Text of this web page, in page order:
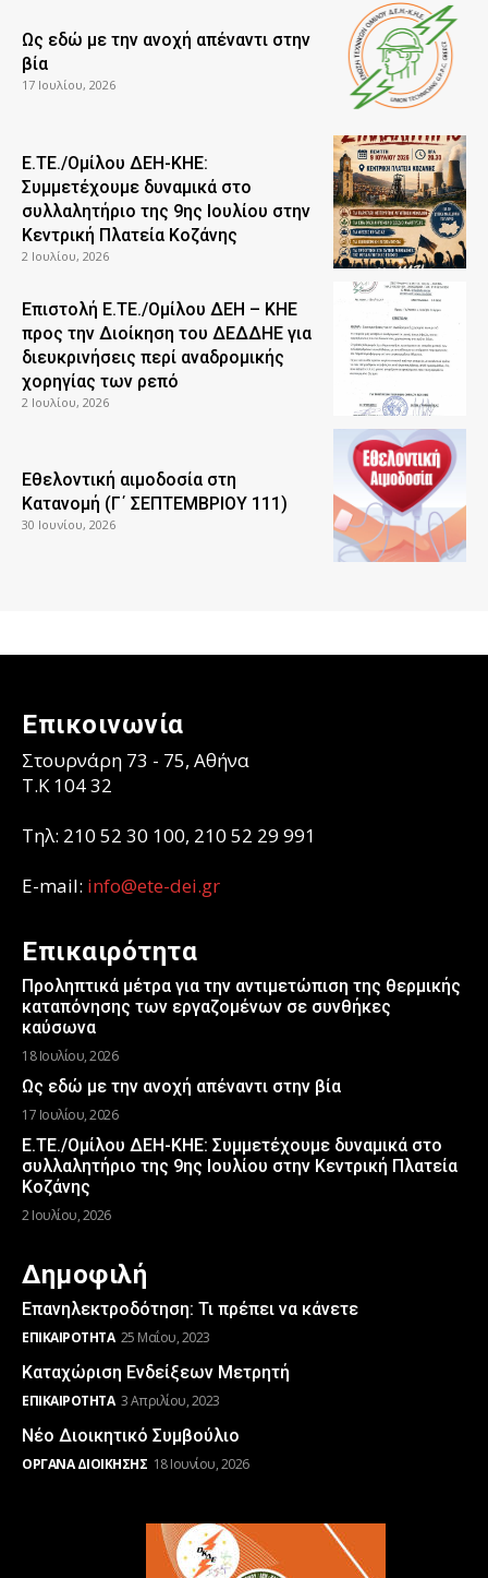
Ως εδώ με την ανοχή απέναντι στην
βία
17 Ιουλίου, 2026
Ε.ΤΕ./Ομίλου ΔΕΗ-ΚΗΕ:
Συμμετέχουμε δυναμικά στο
συλλαλητήριο της 9ης Ιουλίου στην
Κεντρική Πλατεία Κοζάνης
2 Ιουλίου, 2026
Επιστολή Ε.ΤΕ./Ομίλου ΔΕΗ – ΚΗΕ
προς την Διοίκηση του ΔΕΔΔΗΕ για
διευκρινήσεις περί αναδρομικής
χορηγίας των ρεπό
2 Ιουλίου, 2026
Εθελοντική αιμοδοσία στη
Κατανομή (Γ΄ ΣΕΠΤΕΜΒΡΙΟΥ 111)
30 Ιουνίου, 2026
Επικοινωνία
Στουρνάρη 73 - 75, Αθήνα
T.K 104 32
Τηλ: 210 52 30 100, 210 52 29 991
E-mail: info@ete-dei.gr
Επικαιρότητα
Προληπτικά μέτρα για την αντιμετώπιση της θερμικής
καταπόνησης των εργαζομένων σε συνθήκες
καύσωνα
18 Ιουλίου, 2026
Ως εδώ με την ανοχή απέναντι στην βία
17 Ιουλίου, 2026
Ε.ΤΕ./Ομίλου ΔΕΗ-ΚΗΕ: Συμμετέχουμε δυναμικά στο
συλλαλητήριο της 9ης Ιουλίου στην Κεντρική Πλατεία
Κοζάνης
2 Ιουλίου, 2026
Δημοφιλή
Επανηλεκτροδότηση: Τι πρέπει να κάνετε
ΕΠΙΚΑΙΡΌΤΗΤΑ 25 Μαΐου, 2023
Καταχώριση Ενδείξεων Μετρητή
ΕΠΙΚΑΙΡΌΤΗΤΑ 3 Απριλίου, 2023
Νέο Διοικητικό Συμβούλιο
ΌΡΓΑΝΑ ΔΙΟΊΚΗΣΗΣ 18 Ιουνίου, 2026